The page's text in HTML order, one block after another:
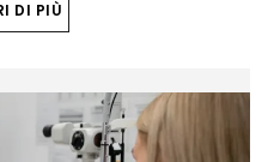
DI PIÙ